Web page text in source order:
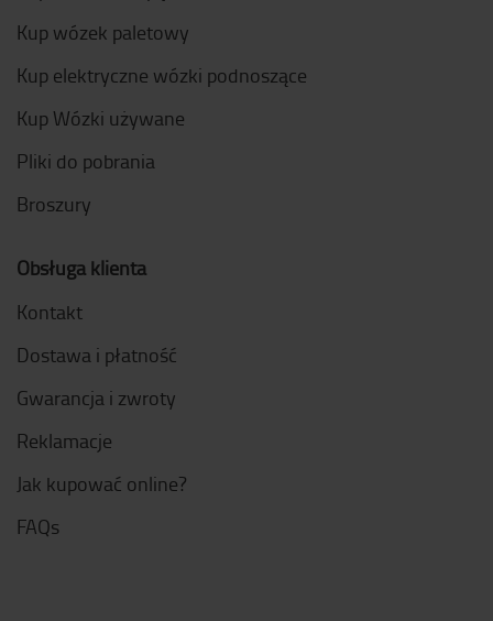
Kup wózek paletowy
Kup elektryczne wózki podnoszące
Kup Wózki używane
Pliki do pobrania
Broszury
Obsługa klienta
Kontakt
Dostawa i płatność
Gwarancja i zwroty
Reklamacje
Jak kupować online?
FAQs